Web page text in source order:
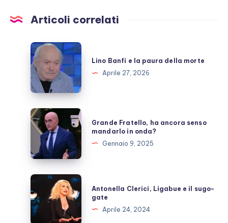
Articoli correlati
Lino
Banfi
e
la
paura
della
morte
Lino Banfi e la paura della morte
Aprile 27, 2026
Grande
Fratello,
ancora
senso
mandarlo
in
onda?
Grande Fratello, ha ancora senso
mandarlo in onda?
Gennaio 9, 2025
Antonella
Clerici,
Ligabue
e
Antonella Clerici, Ligabue e il sugo-
gate
Aprile 24, 2024